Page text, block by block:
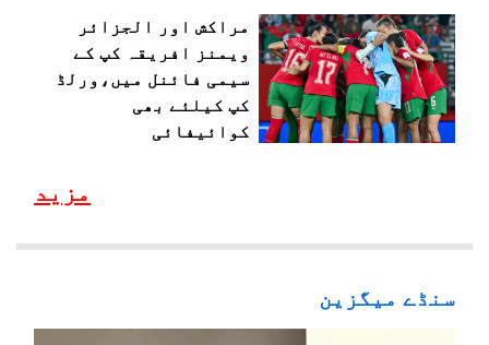
مراکش اور الجزائر
ویمنز افریقہ کپ کے
سیمی فائنل میں،ورلڈ
کپ کیلئے بھی
کوائیفائی
مزید
سنڈے میگزین